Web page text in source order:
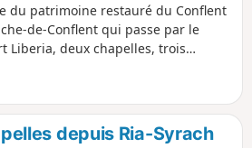
du patrimoine restauré du Conflent
de-Conflent qui passe par le
Liberia, deux chapelles, trois
à 1€. Autres solutions : voir
depuis Ria-Syrach